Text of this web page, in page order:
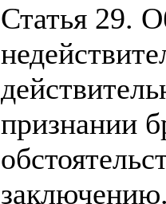
Статья 29.
признании